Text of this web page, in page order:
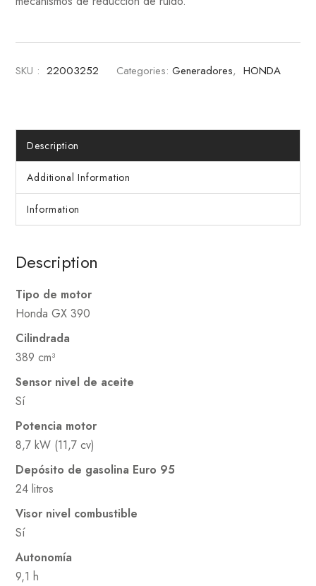
SKU : 22003252 Categories: Generadores, HONDA
Description
Additional Information
Information
Description
Tipo de motor
Honda GX 390
Cilindrada
389 cm³
Sensor nivel de aceite
Sí
Potencia motor
8,7 kW (11,7 cv)
Depósito de gasolina Euro 95
24 litros
Visor nivel combustible
Sí
Autonomía
9,1 h